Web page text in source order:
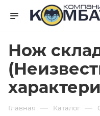
Нож
Главная — Каталог —